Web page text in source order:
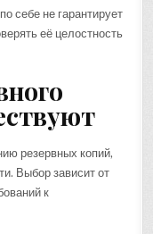
себе не гарантирует
её целостность
резервных копий,
Выбор зависит от
к